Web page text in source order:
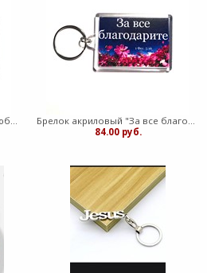
Брелок акриловый "Бог есть любовь" ромашки (ТС)
Брелок акриловый "За все благодарите" ромашки (ТС)
84.00 руб.